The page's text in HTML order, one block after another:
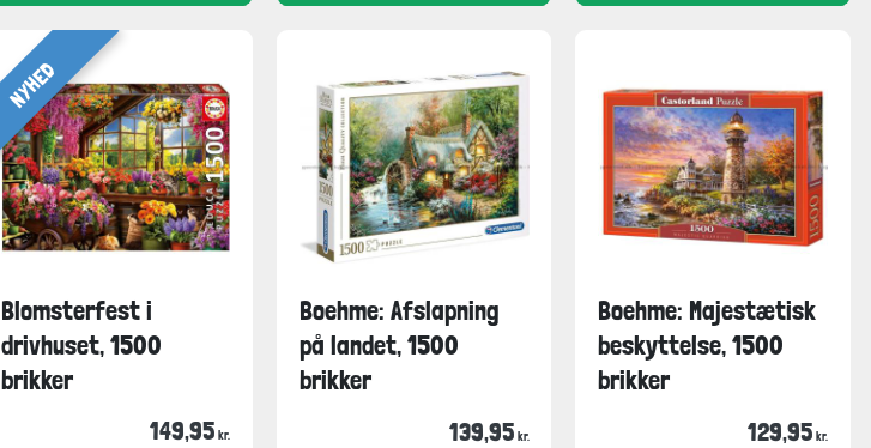
NYHED
Blomsterfest i
drivhuset, 1500
brikker
149,95 kr.
Boehme: Afslapning
på landet, 1500
brikker
139,95 kr.
Boehme: Majestætisk
beskyttelse, 1500
brikker
129,95 kr.